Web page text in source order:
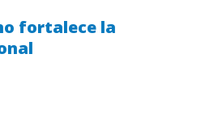
fortalece la